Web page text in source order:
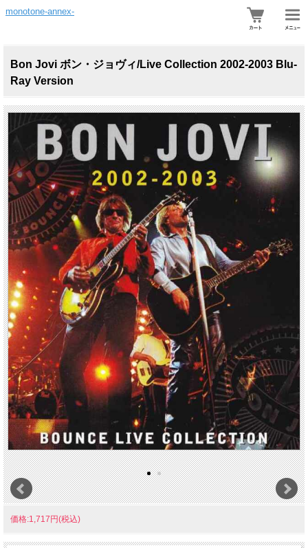
monotone-annex-
Bon Jovi ボン・ジョヴィ/Live Collection 2002-2003 Blu-
Ray Version
価格:1,717円(税込)